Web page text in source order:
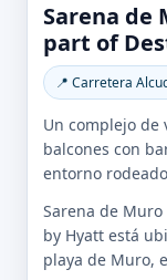
Sarena de
part of
📍 Carretera
Un complejo de
balcones con
entorno
Sarena de
by Hyatt está
playa de Muro,